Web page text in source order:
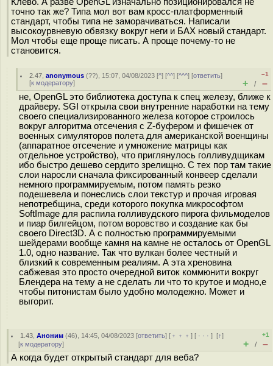
точно так же? Типа мол вот вам кросс-платформенный
стандарт, чтобы типа не заморачиваться. Написали
высокоурвневую обвязку вокруг неги и БАХ новый стандарт.
Мол чтобы еще проще писать. А проще почему-то не
становится.
2.47 ,anonymous (??), 15:07, 04/08/2023 [^] [^^] [^^^] [ответить]
[к модератору]
–1
+ / –
не, OpenGL это библиотека доступа к спец железу, ближе к
драйверу. SGI открыла свои внутренние наработки на тему
своего специализированного железа которое строилось
вокруг алгоритма отсечения с Z-буфером и фишечек от
военных симуляторов полета для американской военщины
(аппаратное отсечение и умножение матрицы как
отдельное устройство), что приглянулось голливудщикам
ибо быстро дешево сердито зрелищно. С тех пор там такие
слои наросли сначала фиксированный конвеер сделали
немного программируемым, потом память резко
подешевела и понеслись слои текстур и прочая игровая
непотребщина, среди которого покупка микрософтом
SoftImage для распила голливудского пирога фильмоделов
и пиар билгейцом, потом воровство и создание как бы
своего Direct3D. А с полностью программируемыми
шейдерами вообще камня на камне не осталось от OpenGL
1.0, одно название. Так что вулкан более честный и
близкий к современным реалиям. А эта хреновина
сабжевая это просто очередной виток коммюнити вокруг
Блендера на тему а не сделать ли что то крутое и модно,е
чтобы питонистам было удобно молодежно. Может и
выгорит.
1.43 ,Аноним (46), 14:45, 04/08/2023 [ответить] [ ﹢﹢﹢] [ · · ·][↑]
[к модератору]
+1
+ / –
А когда будет открытый стандарт для веба?